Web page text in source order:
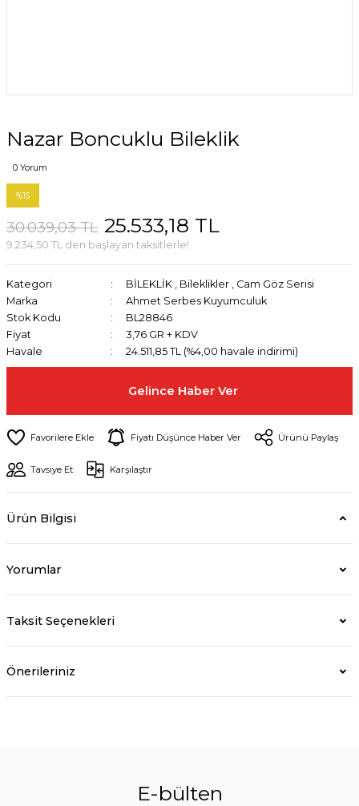
Nazar Boncuklu Bileklik
0 Yorum
%15
30.039,03 TL 25.533,18 TL
9.234,50 TL den başlayan taksitlerle!
Kategori BİLEKLİK , Bileklikler , Cam Göz Serisi
Marka
Ahmet Serbes Kuyumculuk
Stok Kodu
BL28846
Fiyat
3,76 GR + KDV
Havale
24.511,85 TL (%4,00 havale indirimi)
Gelince Haber Ver
Fiyatı Düşünce Haber Ver Ürünü Paylaş
Tavsiye Et Karşılaştır
Ürün Bilgisi
Yorumlar
Taksit Seçenekleri
Önerileriniz
E-bülten